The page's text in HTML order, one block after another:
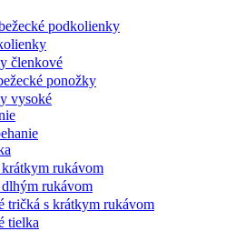
podkolienky
členkové
ponožky
vysoké
rukávom
rukávom
tričká s krátkym rukávom
tielka